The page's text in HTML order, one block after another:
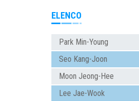
ELENCO
Park Min-Young
Seo Kang-Joon
Moon Jeong-Hee
Lee Jae-Wook